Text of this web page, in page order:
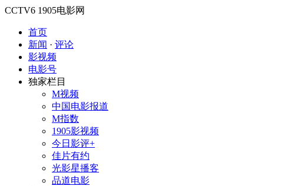
CCTV6 1905电影网
首页
新闻 · 评论
影视频
电影号
独家栏目
M视频
中国电影报道
M指数
1905影视频
今日影评+
佳片有约
光影星播客
品道电影